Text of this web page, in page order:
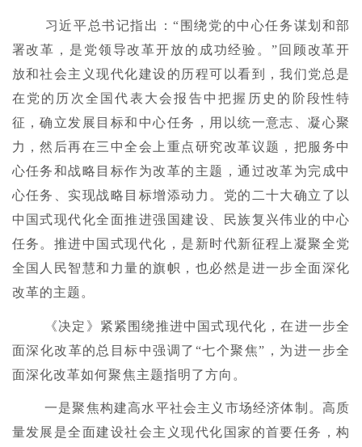
习近平总书记指出：“围绕党的中心任务谋划和部
署改革，是党领导改革开放的成功经验。”回顾改革开
放和社会主义现代化建设的历程可以看到，我们党总是
在党的历次全国代表大会报告中把握历史的阶段性特
征，确立发展目标和中心任务，用以统一意志、凝心聚
力，然后再在三中全会上重点研究改革议题，把服务中
心任务和战略目标作为改革的主题，通过改革为完成中
心任务、实现战略目标增添动力。党的二十大确立了以
中国式现代化全面推进强国建设、民族复兴伟业的中心
任务。推进中国式现代化，是新时代新征程上凝聚全党
全国人民智慧和力量的旗帜，也必然是进一步全面深化
改革的主题。
《决定》紧紧围绕推进中国式现代化，在进一步全
面深化改革的总目标中强调了“七个聚焦”，为进一步全
面深化改革如何聚焦主题指明了方向。
一是聚焦构建高水平社会主义市场经济体制。高质
量发展是全面建设社会主义现代化国家的首要任务，构